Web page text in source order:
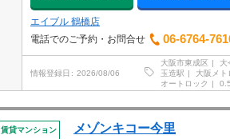
エイブル 鶴橋店
電話でのご予約・お問合せ
06-6764-
情報登録日 2026/08/06
大阪市東成区 大
玉造駅
大阪メト
オートロック
賃貸マンション メゾンキコー今里